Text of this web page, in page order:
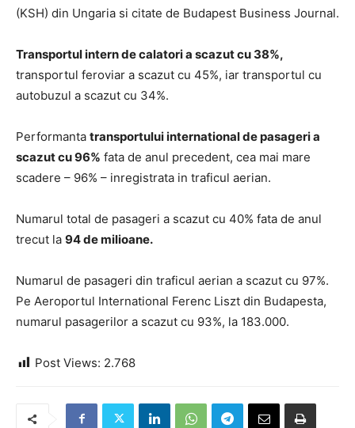
(KSH) din Ungaria si citate de Budapest Business Journal.
Transportul intern de calatori a scazut cu 38%,
transportul feroviar a scazut cu 45%, iar transportul cu
autobuzul a scazut cu 34%.
Performanta transportului international de pasageri a
scazut cu 96% fata de anul precedent, cea mai mare
scadere – 96% – inregistrata in traficul aerian.
Numarul total de pasageri a scazut cu 40% fata de anul
trecut la 94 de milioane.
Numarul de pasageri din traficul aerian a scazut cu 97%.
Pe Aeroportul International Ferenc Liszt din Budapesta,
numarul pasagerilor a scazut cu 93%, la 183.000.
Post Views: 2.768